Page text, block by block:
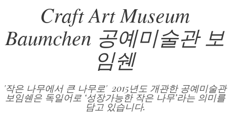
Craft Art Museum
Baumchen 공예미술관 보
임쉔
'작은 나무에서 큰 나무로' 2015년도 개관한 공예미술관
보임쉔은 독일어로 ‘성장가능한 작은 나무’라는 의미를
담고 있습니다.